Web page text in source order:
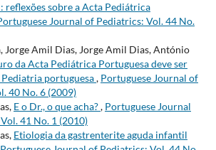
sobre a Acta Pediátrica
Journal of Pediatrics: Vol. 44 No.
Jorge Amil Dias, Jorge Amil Dias, António
da Acta Pediátrica Portuguesa deve ser
portuguesa, Portuguese Journal of
40 No. 6 (2009)
E o Dr., o que acha?, Portuguese Journal
41 No. 1 (2010)
Etiologia da gastrenterite aguda infantil